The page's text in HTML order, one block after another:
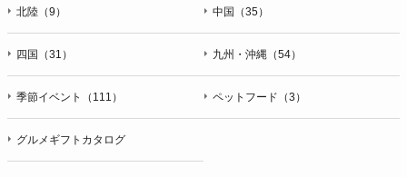
北陸（9） 中国（35）
四国（31） 九州・沖縄（54）
季節イベント（111） ペットフード（3）
グルメギフトカタログ